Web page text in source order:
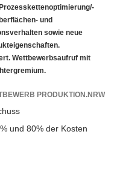
und
sowie neue
Wettbewerbsaufruf mit
PRODUKTION.NRW
und 80% der Kosten